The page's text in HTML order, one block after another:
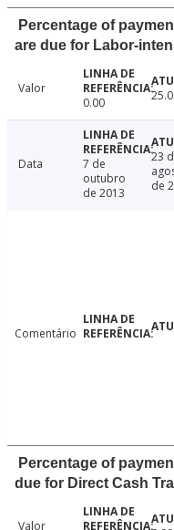
Percentage of
are due for Labor-
Valor
0.00
Data
7 de
outubro
de 2013
23
de
Comentário
Percentage of
due for Direct Cash
Valor